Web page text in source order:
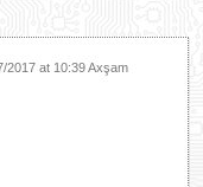
2017 at 10:39 Axşam